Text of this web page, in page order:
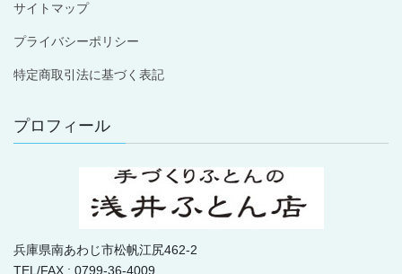
サイトマップ
プライバシーポリシー
特定商取引法に基づく表記
プロフィール
兵庫県南あわじ市松帆江尻462-2
TEL/FAX : 0799-36-4009